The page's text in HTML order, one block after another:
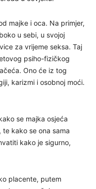
majke i oca. Na primjer,
u sebi, u svojoj
za vrijeme seksa. Taj
psiho-fizičkog
Ono će iz tog
karizmi i osobnoj moći.
se majka osjeća
kako se ona sama
kako je sigurno,
placente, putem